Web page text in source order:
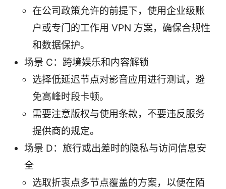
在公司政策允许的前提下，使用企业级账
户或专门的工作用 VPN 方案，确保合规性
和数据保护。
场景 C：跨境娱乐和内容解锁
选择低延迟节点对影音应用进行测试，避
免高峰时段卡顿。
需要注意版权与使用条款，不要违反服务
提供商的规定。
场景 D：旅行或出差时的隐私与访问信息安
全
选取折衷点多节点覆盖的方案，以便在陌